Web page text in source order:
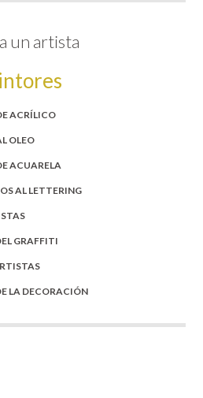
un artista
ACRÍLICO
OLEO
ACUARELA
AL LETTERING
GRAFFITI
LA DECORACIÓN